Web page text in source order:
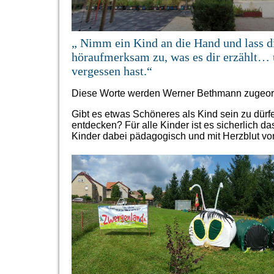
„ Nimm ein Kind an die Hand und lass
höraufmerksam zu, was es dir erzählt…
vergessen hast.“
Diese Worte werden Werner Bethmann
Gibt es etwas Schöneres als Kind sein zu
entdecken? Für alle Kinder ist es sicherlich
Kinder dabei pädagogisch und mit Herzblut